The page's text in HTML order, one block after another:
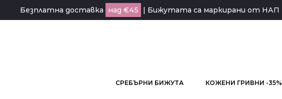
Безплатна доставка над €45 | Бижутата са маркирани от НАП
СРЕБЪРНИ БИЖУТА КОЖЕНИ ГРИВНИ -35%